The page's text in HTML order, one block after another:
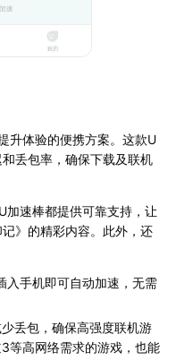
升体验的便携方案。这款U
丢包率，确保下载及联机
加速棒都提供可靠支持，让
》的精彩内容。此外，还
入手机即可自动加速，无需
丢包，确保高强度联机游
等高网络需求的游戏，也能